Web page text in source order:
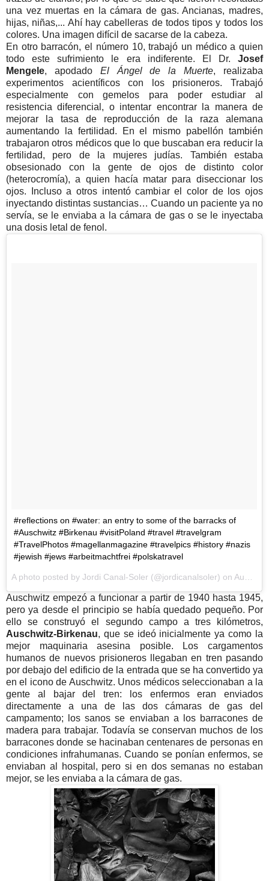
una vez muertas en la cámara de gas. Ancianas, madres,
hijas, niñas,... Ahí hay cabelleras de todos tipos y todos los
colores. Una imagen difícil de sacarse de la cabeza.
En otro barracón, el número 10, trabajó un médico a quien
todo este sufrimiento le era indiferente. El Dr. Josef
Mengele, apodado El Ángel de la Muerte, realizaba
experimentos acientíficos con los prisioneros. Trabajó
especialmente con gemelos para poder estudiar al
resistencia diferencial, o intentar encontrar la manera de
mejorar la tasa de reproducción de la raza alemana
aumentando la fertilidad. En el mismo pabellón también
trabajaron otros médicos que lo que buscaban era reducir la
fertilidad, pero de la mujeres judías. También estaba
obsesionado con la gente de ojos de distinto color
(heterocromía), a quien hacía matar para diseccionar los
ojos. Incluso a otros intentó cambiar el color de los ojos
inyectando distintas sustancias… Cuando un paciente ya no
servía, se le enviaba a la cámara de gas o se le inyectaba
una dosis letal de fenol.
#reflections on #water: an entry to some of the barracks of
#Auschwitz #Birkenau #visitPoland #travel #travelgram
#TravelPhotos #magellanmagazine #travelpics #history #nazis
#jewish #jews #arbeitmachtfrei #polskatravel
A photo posted by Jordi Canal-Soler (@jordicanalsoler) on Aug 23, 2016 at 1:00pm PDT
Auschwitz empezó a funcionar a partir de 1940 hasta 1945,
pero ya desde el principio se había quedado pequeño. Por
ello se construyó el segundo campo a tres kilómetros,
Auschwitz-Birkenau, que se ideó inicialmente ya como la
mejor maquinaria asesina posible. Los cargamentos
humanos de nuevos prisioneros llegaban en tren pasando
por debajo del edificio de la entrada que se ha convertido ya
en el icono de Auschwitz. Unos médicos seleccionaban a la
gente al bajar del tren: los enfermos eran enviados
directamente a una de las dos cámaras de gas del
campamento; los sanos se enviaban a los barracones de
madera para trabajar. Todavía se conservan muchos de los
barracones donde se hacinaban centenares de personas en
condiciones infrahumanas. Cuando se ponían enfermos, se
enviaban al hospital, pero si en dos semanas no estaban
mejor, se les enviaba a la cámara de gas.